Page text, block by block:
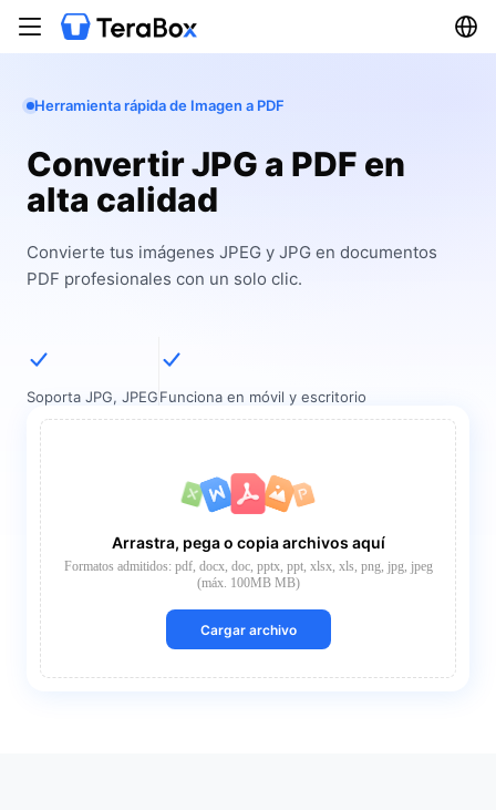
Herramienta rápida de Imagen a PDF
Convertir JPG a PDF en
alta calidad
Convierte tus imágenes JPEG y JPG en documentos
PDF profesionales con un solo clic.
Soporta JPG, JPEGFunciona en móvil y escritorio
Arrastra, pega o copia archivos aquí
Formatos admitidos: pdf, docx, doc, pptx, ppt, xlsx, xls, png, jpg, jpeg
(máx. 100MB MB)
Cargar archivo